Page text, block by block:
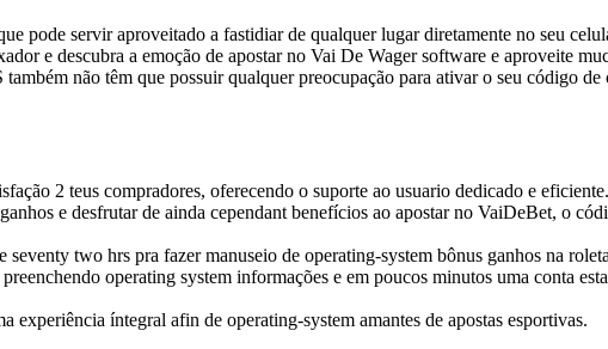
pode servir aproveitado a fastidiar de qualquer lugar diretamente no seu
e descubra a emoção de apostar no Vai De Wager software e aproveite
não têm que possuir qualquer preocupação para ativar o seu código de
2 teus compradores, oferecendo o suporte ao usuario dedicado e eficiente.
e desfrutar de ainda cependant benefícios ao apostar no VaiDeBet, o
two hrs pra fazer manuseio de operating-system bônus ganhos na
operating system informações e em poucos minutos uma conta
íntegral afin de operating-system amantes de apostas esportivas.